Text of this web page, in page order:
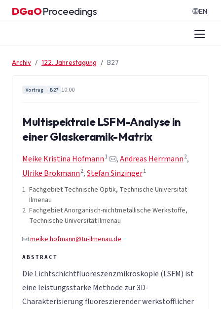
Zum Inhalt springen
DGaO·Proceedings EN
Archiv 122. Jahrestagung B27
Vortrag B27 10:00
Multispektrale LSFM-Analyse in
einer Glaskeramik-Matrix
Meike Kristina Hofmann 1 ,Andreas Herrmann 2,
Ulrike Brokmann 2,Stefan Sinzinger1
1 Fachgebiet Technische Optik, Technische Universität
Ilmenau
2 Fachgebiet Anorganisch-nichtmetallische Werkstoffe,
Technische Universität Ilmenau
meike.hofmann@tu-ilmenau.de
Die Lichtschichtfluoreszenzmikroskopie (LSFM) ist
eine leistungsstarke Methode zur 3D-
Charakterisierung fluoreszierender werkstofflicher